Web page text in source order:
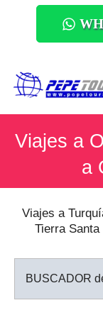
Viajes a
a
Viajes a
Tierra
BUSCADOR